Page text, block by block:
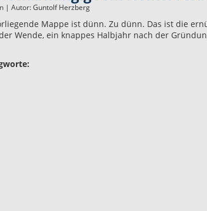
| Autor:Guntolf Herzberg
Mappe ist dünn. Zu dünn. Das ist die
Wende, ein knappes Halbjahr nach der